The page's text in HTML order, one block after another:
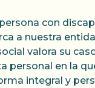
con
a nuestra
valora su
personal en la
integral y